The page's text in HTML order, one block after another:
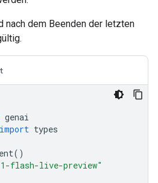
dem Beenden der letzten
genai
import types
()
flash-live-preview"